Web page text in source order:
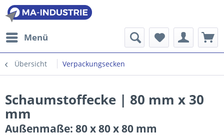
Menü
Übersicht Verpackungsecken
Schaumstoffecke | 80 mm x 30
mm
Außenmaße: 80 x 80 x 80 mm